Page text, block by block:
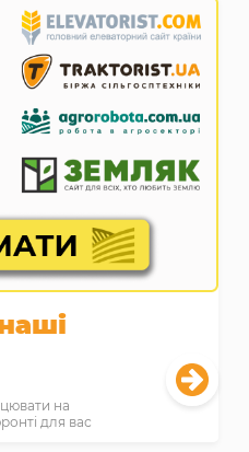
на
для вас